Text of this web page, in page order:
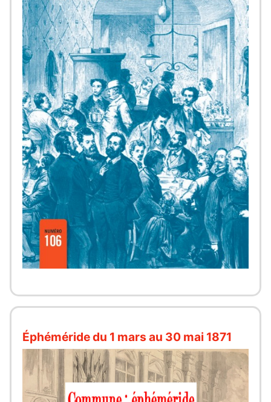
Éphéméride du 1 mars au 30 mai 1871